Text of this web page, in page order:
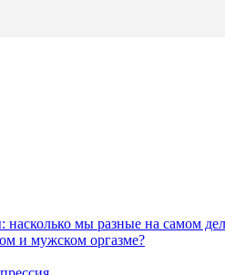
мы разные на самом
и мужском оргазме?